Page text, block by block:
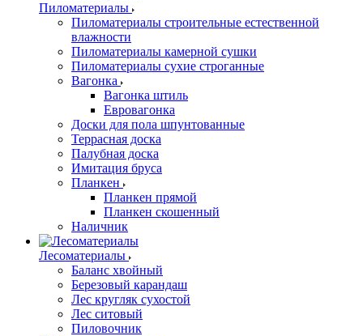
Пиломатериалы
Пиломатериалы строительные естественной
влажности
Пиломатериалы камерной сушки
Пиломатериалы сухие строганные
Вагонка
Вагонка штиль
Евровагонка
Доски для пола шпунтованные
Террасная доска
Палубная доска
Имитация бруса
Планкен
Планкен прямой
Планкен скошенный
Наличник
Лесоматериалы
Баланс хвойный
Березовый карандаш
Лес кругляк сухостой
Лес ситовый
Пиловочник